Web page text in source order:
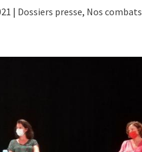
| Dossiers presse, Nos combats